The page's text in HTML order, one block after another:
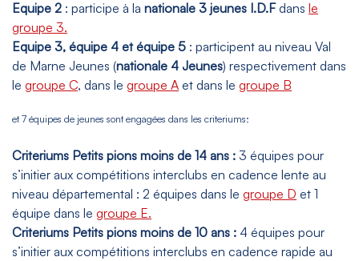
Equipe 2 : participe à la nationale 3 jeunes I.D.Fdans le
groupe 3.
Equipe 3, équipe 4 et équipe 5 : participent au niveau Val
de Marne Jeunes (nationale 4 Jeunes) respectivement dans
le groupe C, dans le groupe A et dans le groupe B
et 7 équipes de jeunes sont engagées dans les criteriums:
Criteriums Petits pions moins de 14 ans : 3 équipes pour
s’initier aux compétitions interclubs en cadence lente au
niveau départemental : 2 équipes dans le groupe D et 1
équipe dans le groupe E.
Criteriums Petits pions moins de 10 ans : 4 équipes pour
s’initier aux compétitions interclubs en cadence rapide au